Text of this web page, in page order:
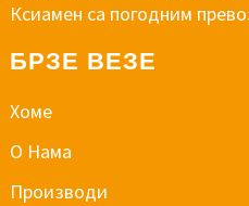
Ксиамен са погодним
БРЗЕ ВЕЗЕ
Хоме
О Нама
Производи